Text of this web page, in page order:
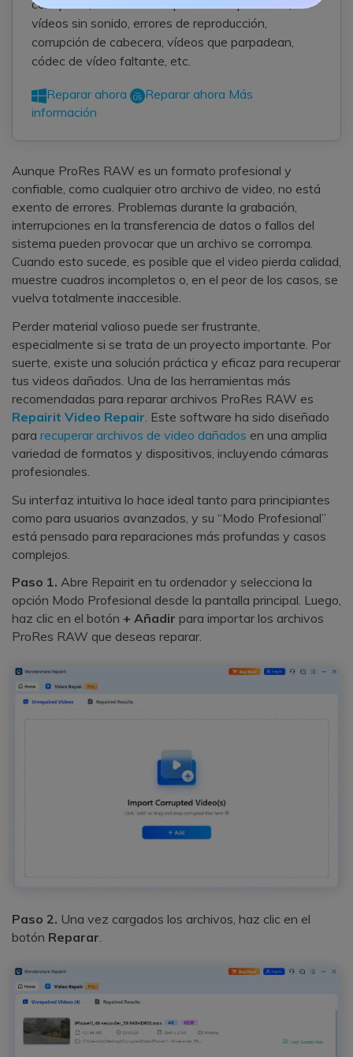
corrupción, como vídeos que no se reproducen,
vídeos sin sonido, errores de reproducción,
corrupción de cabecera, vídeos que parpadean,
códec de vídeo faltante, etc.
Reparar ahora Reparar ahora Más
información
Aunque ProRes RAW es un formato profesional y
confiable, como cualquier otro archivo de video, no está
exento de errores. Problemas durante la grabación,
interrupciones en la transferencia de datos o fallos del
sistema pueden provocar que un archivo se corrompa.
Cuando esto sucede, es posible que el video pierda calidad,
muestre cuadros incompletos o, en el peor de los casos, se
vuelva totalmente inaccesible.
Perder material valioso puede ser frustrante,
especialmente si se trata de un proyecto importante. Por
suerte, existe una solución práctica y eficaz para recuperar
tus videos dañados. Una de las herramientas más
recomendadas para reparar archivos ProRes RAW es
Repairit Video Repair . Este software ha sido diseñado
para recuperar archivos de video dañados en una amplia
variedad de formatos y dispositivos, incluyendo cámaras
profesionales.
Su interfaz intuitiva lo hace ideal tanto para principiantes
como para usuarios avanzados, y su “Modo Profesional”
está pensado para reparaciones más profundas y casos
complejos.
Paso 1. Abre Repairit en tu ordenador y selecciona la
opción Modo Profesional desde la pantalla principal. Luego,
haz clic en el botón + Añadir para importar los archivos
ProRes RAW que deseas reparar.
Paso 2. Una vez cargados los archivos, haz clic en el
botón Reparar